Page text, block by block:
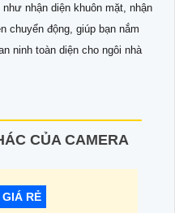
nhận diện khuôn mặt, nhận
chuyển động, giúp bạn nắm
ninh toàn diện cho ngôi nhà
CỦA CAMERA
RẺ